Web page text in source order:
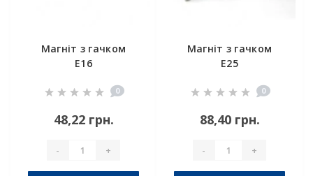
Магніт з гачком
E16
0
48,22 грн.
- +
Магніт з гачком
E25
0
88,40 грн.
- +